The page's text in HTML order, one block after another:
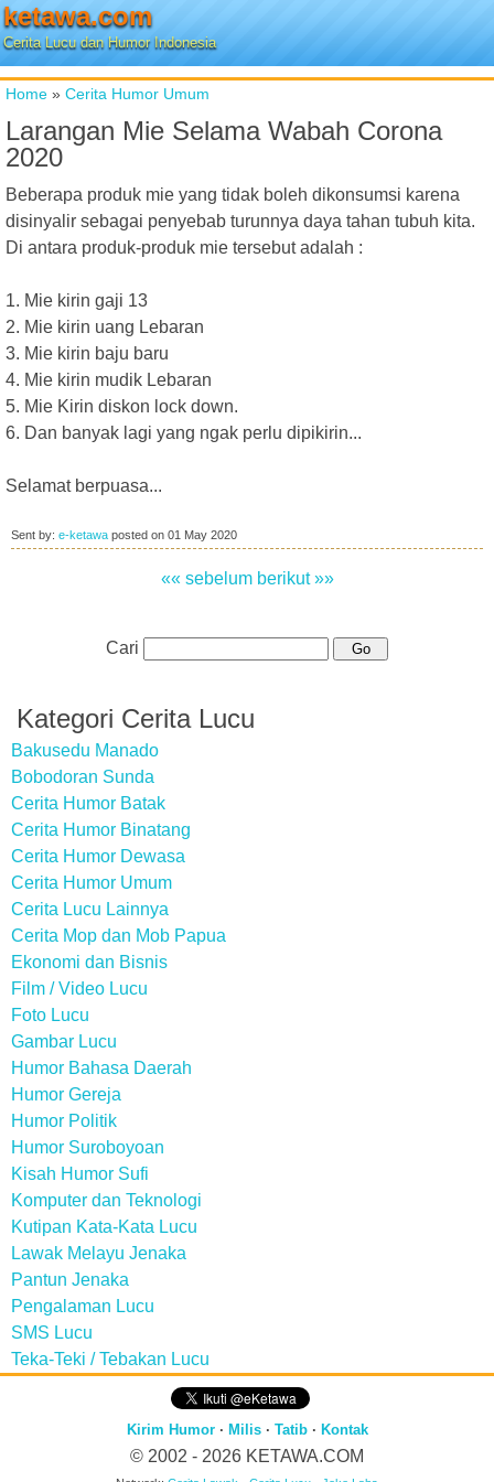
ketawa.com
Cerita Lucu dan Humor Indonesia
Home » Cerita Humor Umum
Larangan Mie Selama Wabah Corona
2020
Beberapa produk mie yang tidak boleh dikonsumsi karena
disinyalir sebagai penyebab turunnya daya tahan tubuh kita.
Di antara produk-produk mie tersebut adalah :
1. Mie kirin gaji 13
2. Mie kirin uang Lebaran
3. Mie kirin baju baru
4. Mie kirin mudik Lebaran
5. Mie Kirin diskon lock down.
6. Dan banyak lagi yang ngak perlu dipikirin...
Selamat berpuasa...
Sent by: e-ketawa posted on 01 May 2020
«« sebelum berikut »»
Cari
Kategori Cerita Lucu
Bakusedu Manado
Bobodoran Sunda
Cerita Humor Batak
Cerita Humor Binatang
Cerita Humor Dewasa
Cerita Humor Umum
Cerita Lucu Lainnya
Cerita Mop dan Mob Papua
Ekonomi dan Bisnis
Film / Video Lucu
Foto Lucu
Gambar Lucu
Humor Bahasa Daerah
Humor Gereja
Humor Politik
Humor Suroboyoan
Kisah Humor Sufi
Komputer dan Teknologi
Kutipan Kata-Kata Lucu
Lawak Melayu Jenaka
Pantun Jenaka
Pengalaman Lucu
SMS Lucu
Teka-Teki / Tebakan Lucu
Kirim Humor· Milis· Tatib· Kontak
© 2002 - 2026 KETAWA.COM